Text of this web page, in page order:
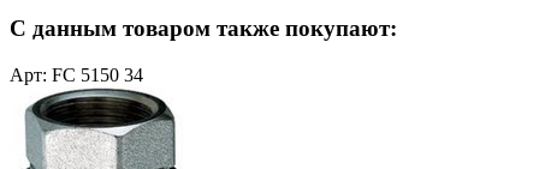
С данным товаром также покупают:
Арт: FC 5150 34